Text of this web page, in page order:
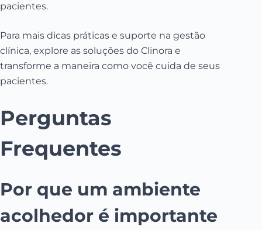
pacientes.
Para mais dicas práticas e suporte na gestão
clínica, explore as soluções do Clinora e
transforme a maneira como você cuida de seus
pacientes.
Perguntas
Frequentes
Por que um ambiente
acolhedor é importante